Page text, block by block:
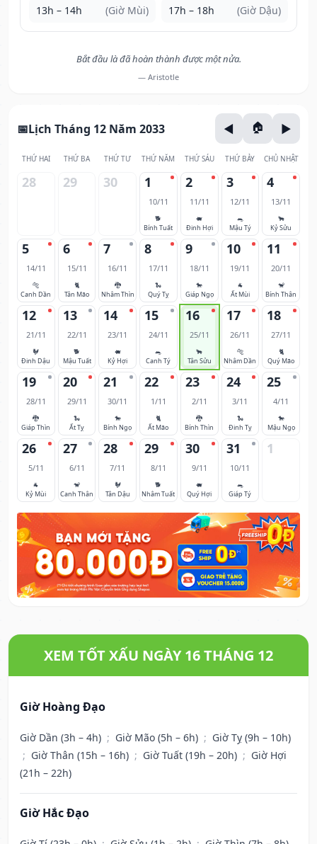
13h – 14h (Giờ Mùi) 17h – 18h (Giờ Dậu)
Bắt đầu là đã hoàn thành được một nửa.
— Aristotle
Lịch Tháng 12 Năm 2033
THỨ HAI THỨ BA THỨ TƯ THỨ NĂM THỨ SÁU THỨ BẢY CHỦ NHẬT
28 29 30 1
10/11
🐕
Bính Tuất
2
11/11
🐖
Đinh Hợi
3
12/11
🐀
Mậu Tý
4
13/11
🐂
Kỷ Sửu
5
14/11
🐅
Canh Dần
6
15/11
🐈
Tân Mão
7
16/11
🐉
Nhâm Thìn
8
17/11
🐍
Quý Tỵ
9
18/11
🐎
Giáp Ngọ
10
19/11
🐐
Ất Mùi
11
20/11
🐒
Bính Thân
12
21/11
🐓
Đinh Dậu
13
22/11
🐕
Mậu Tuất
14
23/11
🐖
Kỷ Hợi
15
24/11
🐀
Canh Tý
16
25/11
🐂
Tân Sửu
17
26/11
🐅
Nhâm Dần
18
27/11
🐈
Quý Mão
19
28/11
🐉
Giáp Thìn
20
29/11
🐍
Ất Tỵ
21
30/11
🐎
Bính Ngọ
22
1/11
🐈
Ất Mão
23
2/11
🐉
Bính Thìn
24
3/11
🐍
Đinh Tỵ
25
4/11
🐎
Mậu Ngọ
26
5/11
🐐
Kỷ Mùi
27
6/11
🐒
Canh Thân
28
7/11
🐓
Tân Dậu
29
8/11
🐕
Nhâm Tuất
30
9/11
🐖
Quý Hợi
31
10/11
🐀
Giáp Tý
1
XEM TỐT XẤU NGÀY 16 THÁNG 12
Giờ Hoàng Đạo
Giờ Dần (3h – 4h) ; Giờ Mão (5h – 6h) ; Giờ Tỵ (9h – 10h)
; Giờ Thân (15h – 16h) ; Giờ Tuất (19h – 20h) ; Giờ Hợi
(21h – 22h)
Giờ Hắc Đạo